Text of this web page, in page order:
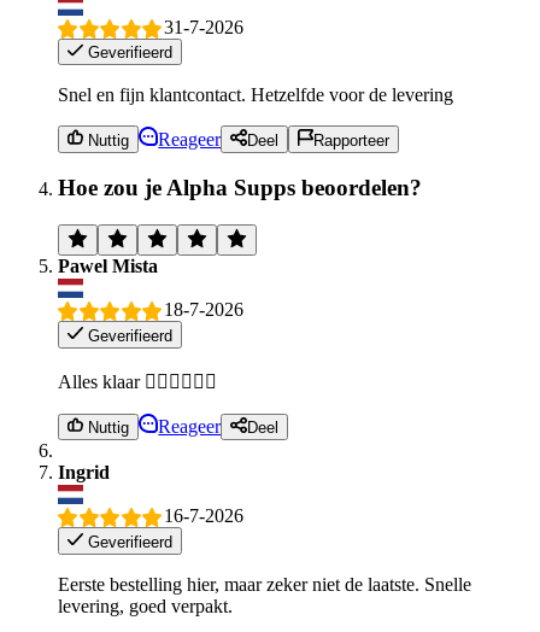
31-7-2026
Geverifieerd
Snel en fijn klantcontact. Hetzelfde voor de levering
Nuttig Reageer Deel Rapporteer
Hoe zou je Alpha Supps beoordelen?
Pawel Mista
18-7-2026
Geverifieerd
Alles klaar 👌🏻👌🏻👌🏻
Nuttig Reageer Deel
Ingrid
16-7-2026
Geverifieerd
Eerste bestelling hier, maar zeker niet de laatste. Snelle
levering, goed verpakt.